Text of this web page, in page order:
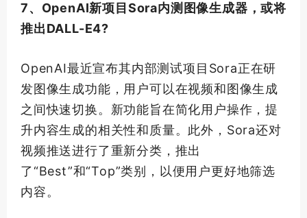
7、OpenAI新项目Sora内测图像生成器，或将
推出DALL-E4?
OpenAI最近宣布其内部测试项目Sora正在研
发图像生成功能，用户可以在视频和图像生成
之间快速切换。新功能旨在简化用户操作，提
升内容生成的相关性和质量。此外，Sora还对
视频推送进行了重新分类，推出
了“Best”和“Top”类别，以便用户更好地筛选
内容。